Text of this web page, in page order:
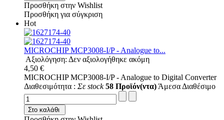
Προσθήκη στην Wishlist
Προσθήκη για σύγκριση
Hot
MICROCHIP MCP3008-I/P - Analogue to...
Αξιολόγηση: Δεν αξιολογήθηκε ακόμη
4,50 €
MICROCHIP MCP3008-I/P - Analogue to Digital Converter
Διαθεσιμότητα : Σε stock 58 Προϊόν(ντα) Άμεσα Διαθέσιμο
Στο καλάθι